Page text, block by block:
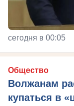
сегодня в 00:05
Общество
Волжанам
купаться в